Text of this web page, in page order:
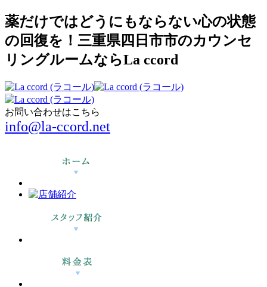
薬だけではどうにもならない心の状態
の回復を！三重県四日市市のカウンセ
リングルームならLa ccord
お問い合わせはこちら
info@la-ccord.net